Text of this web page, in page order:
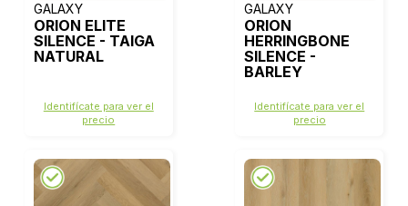
GALAXY
ORION ELITE
SILENCE - TAIGA
NATURAL
Identifícate para ver el
precio
GALAXY
ORION
HERRINGBONE
SILENCE -
BARLEY
Identifícate para ver el
precio